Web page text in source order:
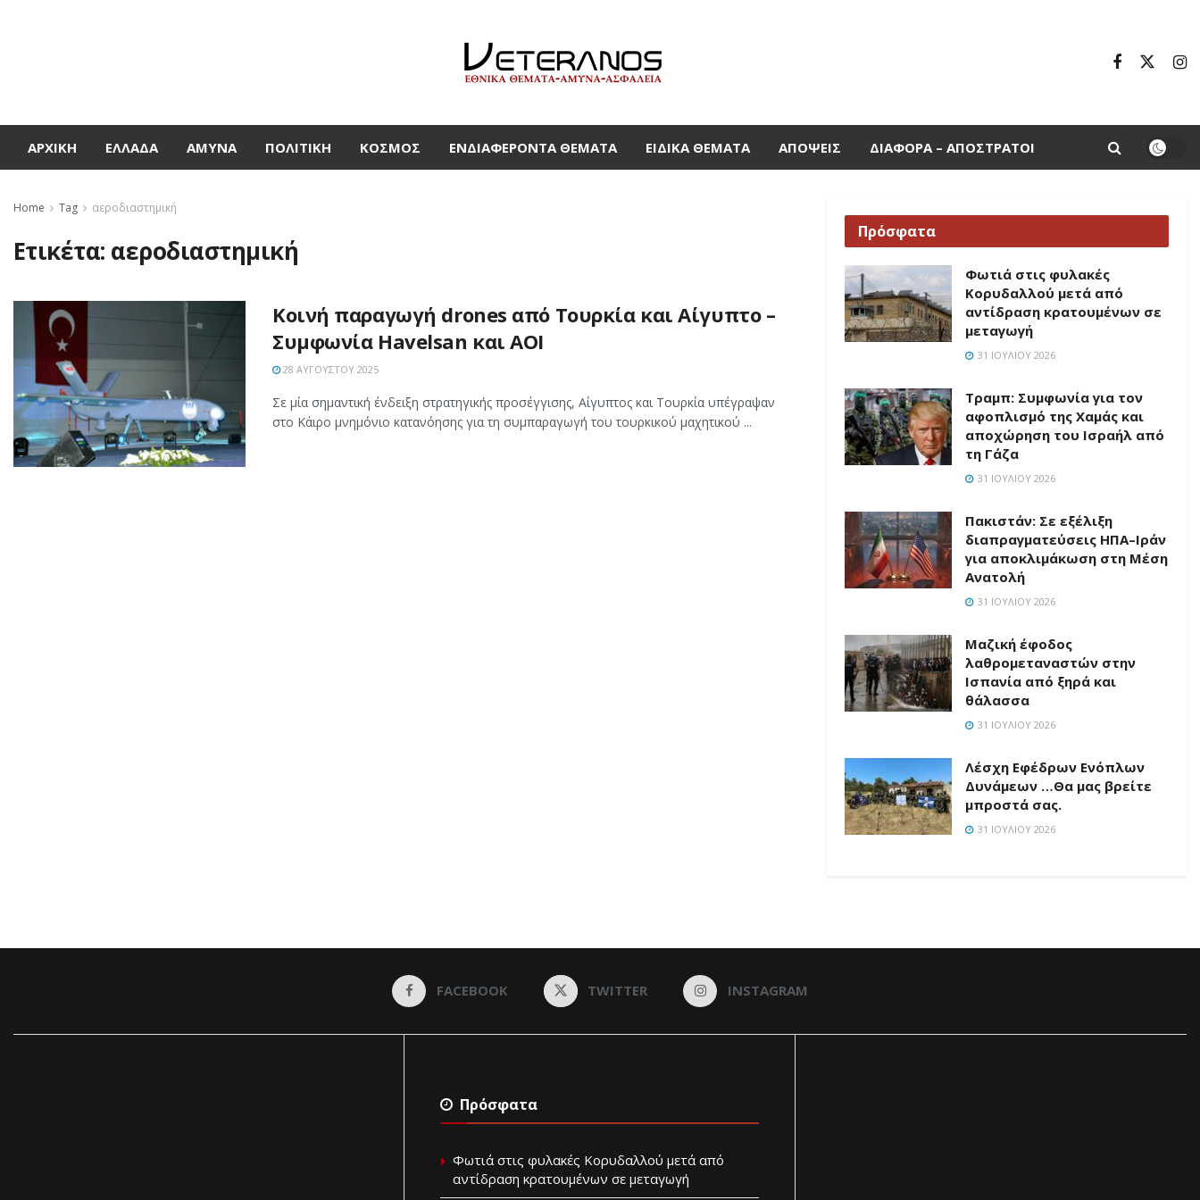
ΑΡΧΙΚΉ ΕΛΛΆΔΑ ΆΜΥΝΑ ΠΟΛΙΤΙΚΉ ΚΌΣΜΟΣ ΕΝΔΙΑΦΈΡΟΝΤΑ ΘΈΜΑΤΑ ΕΙΔΙΚΆ ΘΈΜΑΤΑ ΑΠΌΨΕΙΣ ΔΙΆΦΟΡΑ – ΑΠΌΣΤΡΑΤΟΙ
Home Tag αεροδιαστημική
Ετικέτα: αεροδιαστημική
Κοινή παραγωγή drones από Τουρκία και Αίγυπτο –
Συμφωνία Havelsan και AOI
28 ΑΥΓΟΎΣΤΟΥ 2025
Σε μία σημαντική ένδειξη στρατηγικής προσέγγισης, Αίγυπτος και Τουρκία υπέγραψαν
στο Κάιρο μνημόνιο κατανόησης για τη συμπαραγωγή του τουρκικού μαχητικού ...
Πρόσφατα
Φωτιά στις φυλακές
Κορυδαλλού μετά από
αντίδραση κρατουμένων σε
μεταγωγή
31 ΙΟΥΛΊΟΥ 2026
Τραμπ: Συμφωνία για τον
αφοπλισμό της Χαμάς και
αποχώρηση του Ισραήλ από
τη Γάζα
31 ΙΟΥΛΊΟΥ 2026
Πακιστάν: Σε εξέλιξη
διαπραγματεύσεις ΗΠΑ–Ιράν
για αποκλιμάκωση στη Μέση
Ανατολή
31 ΙΟΥΛΊΟΥ 2026
Μαζική έφοδος
λαθρομεταναστών στην
Ισπανία από ξηρά και
θάλασσα
31 ΙΟΥΛΊΟΥ 2026
Λέσχη Εφέδρων Ενόπλων
Δυνάμεων …Θα μας βρείτε
μπροστά σας.
31 ΙΟΥΛΊΟΥ 2026
FACEBOOK TWITTER INSTAGRAM
Πρόσφατα
Φωτιά στις φυλακές Κορυδαλλού μετά από
αντίδραση κρατουμένων σε μεταγωγή